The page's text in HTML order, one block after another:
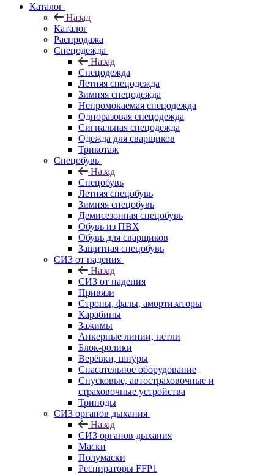
Каталог
Назад
Каталог
Распродажа
Спецодежда
Назад
Спецодежда
Летняя спецодежда
Зимняя спецодежда
Непромокаемая спецодежда
Одноразовая спецодежда
Сигнальная спецодежда
Одежда для сварщиков
Трикотаж
Спецобувь
Назад
Спецобувь
Летняя спецобувь
Зимняя спецобувь
Демисезонная спецобувь
Обувь из ПВХ
Обувь для сварщиков
Защитная спецобувь
СИЗ от падения
Назад
СИЗ от падения
Привязи
Стропы, фалы, амортизаторы
Карабины
Зажимы
Анкерные линии, петли
Блок-ролики
Верёвки, шнуры
Спасательное оборудование
Спусковые, автостраховочные и
страховочные устройства
Триподы
СИЗ органов дыхания
Назад
СИЗ органов дыхания
Маски
Полумаски
Респираторы FFP1